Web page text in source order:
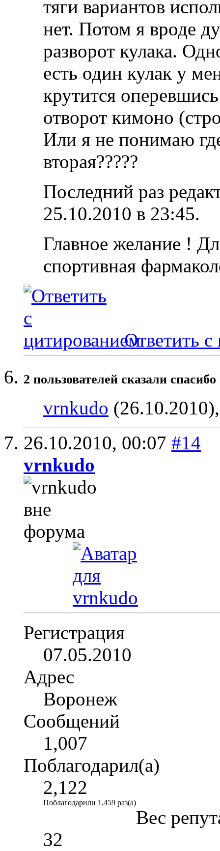
тяги вариантов
нет. Потом я вроде
разворот кулака.
есть один кулак у
крутится
отворот кимоно
Или я не понимаю
вторая?????
Последний раз
25.10.2010 в 23:45.
Главное желание !
спортивная
Ответить с
2 пользователей сказали
vrnkudo
26.10.2010, 00:07 #14
vrnkudo
Регистрация
07.05.2010
Адрес
Воронеж
Сообщений
1,007
Поблагодарил(а)
2,122
Поблагодарили 1,459 раз(а)
Вес
32